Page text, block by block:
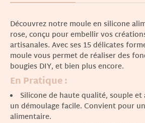
Découvrez notre moule en silicone
rose, conçu pour embellir vos
artisanales. Avec ses 15 délicates
moule vous permet de réaliser des
bougies DIY, et bien plus encore.
En Pratique :
Silicone de haute qualité, souple
un démoulage facile. Convient pour
alimentaire.